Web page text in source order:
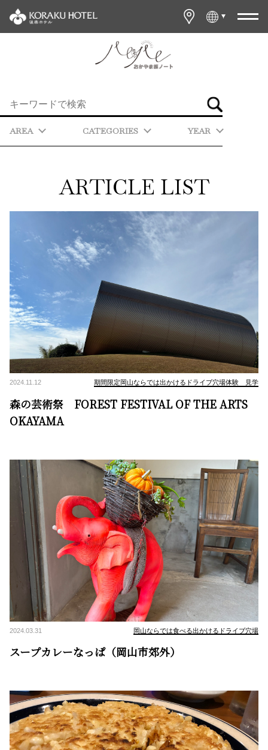
AREA CATEGORIES YEAR
ARTICLE LIST
2024.11.12 期間限定岡山ならでは出かけるドライブ穴場体験 見学
森の芸術祭 FOREST FESTIVAL OF THE ARTS
OKAYAMA
2024.03.31 岡山ならでは食べる出かけるドライブ穴場
スープカレーなっぱ（岡山市郊外）